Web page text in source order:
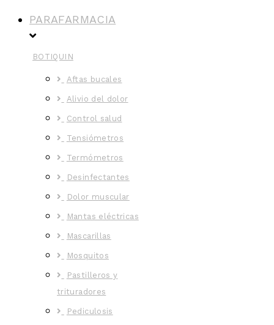
PARAFARMACIA
BOTIQUIN
Aftas bucales
Alivio del dolor
Control salud
Tensiómetros
Termómetros
Desinfectantes
Dolor muscular
Mantas eléctricas
Mascarillas
Mosquitos
Pastilleros y
trituradores
Pediculosis